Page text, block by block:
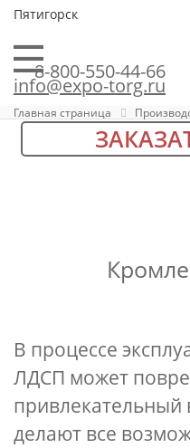
Пятигорск
8-800-550-44-66
info@expo-torg.ru
Главная страница
В процессе
ЛДСП может
привлекательный
делают все